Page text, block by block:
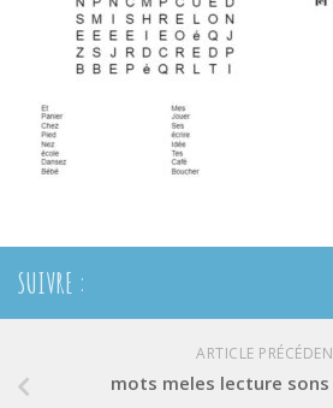
SUIVRE :
ARTICLE
mots meles lecture